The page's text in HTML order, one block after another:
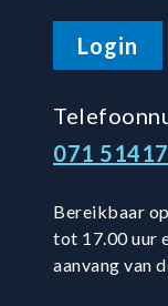
Login
071
Bereikbaar
tot 17.00 uur
aanvang van